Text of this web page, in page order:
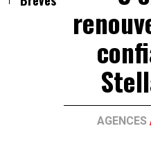
AGENCES